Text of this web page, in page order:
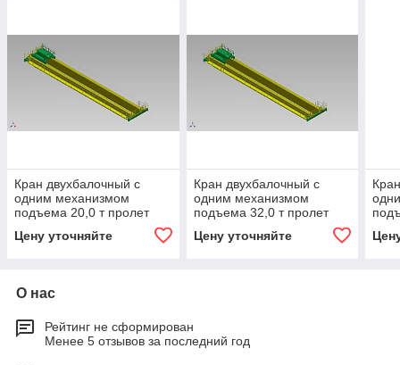
Кран двухбалочный с
одним механизмом
подъема 20,0 т пролет
Цену уточняйте
Кран двухбалочный с
одним механизмом
подъема 32,0 т пролет
Цену уточняйте
О нас
Рейтинг не сформирован
Менее 5 отзывов за последний год